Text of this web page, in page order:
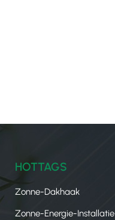
HOTTAGS
Zonne-Dakhaak
Zonne-Energie-Installatie